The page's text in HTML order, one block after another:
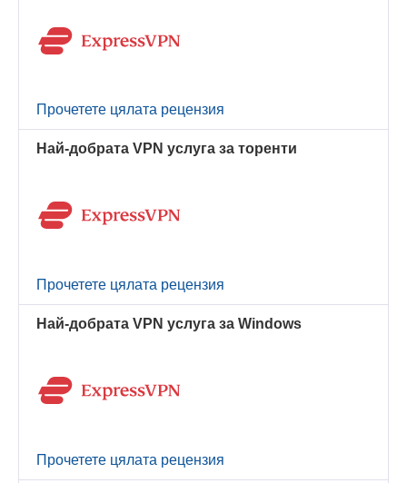
Прочетете цялата рецензия
Най-добрата VPN услуга за торенти
Прочетете цялата рецензия
Най-добрата VPN услуга за Windows
Прочетете цялата рецензия